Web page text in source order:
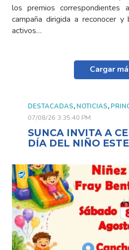
los premios correspondientes
campaña dirigida a reconocer
activos…
Cargar
DESTACADAS, NOTICIAS,
07/08/26 3:35:40 PM
SUNCA INVITA A
DÍA DEL NIÑO